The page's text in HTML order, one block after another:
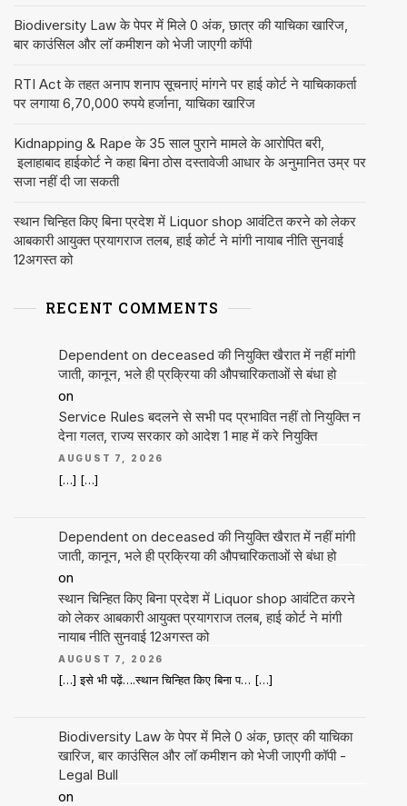
Biodiversity Law के पेपर में मिले 0 अंक, छात्र की याचिका खारिज,
बार काउंसिल और लॉ कमीशन को भेजी जाएगी कॉपी
RTI Act के तहत अनाप शनाप सूचनाएं मांगने पर हाई कोर्ट ने याचिकाकर्ता
पर लगाया 6,70,000 रुपये हर्जाना, याचिका खारिज
Kidnapping & Rape के 35 साल पुराने मामले के आरोपित बरी,
इलाहाबाद हाईकोर्ट ने कहा बिना ठोस दस्तावेजी आधार के अनुमानित उम्र पर
सजा नहीं दी जा सकती
स्थान चिन्हित किए बिना प्रदेश में Liquor shop आवंटित करने को लेकर
आबकारी आयुक्त प्रयागराज तलब, हाई कोर्ट ने मांगी नायाब नीति सुनवाई
12अगस्त को
RECENT COMMENTS
Dependent on deceased की नियुक्ति खैरात में नहीं मांगी
जाती, कानून, भले ही प्रक्रिया की औपचारिकताओं से बंधा हो
on
Service Rules बदलने से सभी पद प्रभावित नहीं तो नियुक्ति न
देना गलत, राज्य सरकार को आदेश 1 माह में करे नियुक्ति
AUGUST 7, 2026
[…] […]
Dependent on deceased की नियुक्ति खैरात में नहीं मांगी
जाती, कानून, भले ही प्रक्रिया की औपचारिकताओं से बंधा हो
on
स्थान चिन्हित किए बिना प्रदेश में Liquor shop आवंटित करने
को लेकर आबकारी आयुक्त प्रयागराज तलब, हाई कोर्ट ने मांगी
नायाब नीति सुनवाई 12अगस्त को
AUGUST 7, 2026
[…] इसे भी पढ़ें….स्थान चिन्हित किए बिना प… […]
Biodiversity Law के पेपर में मिले 0 अंक, छात्र की याचिका
खारिज, बार काउंसिल और लॉ कमीशन को भेजी जाएगी कॉपी -
Legal Bull
on